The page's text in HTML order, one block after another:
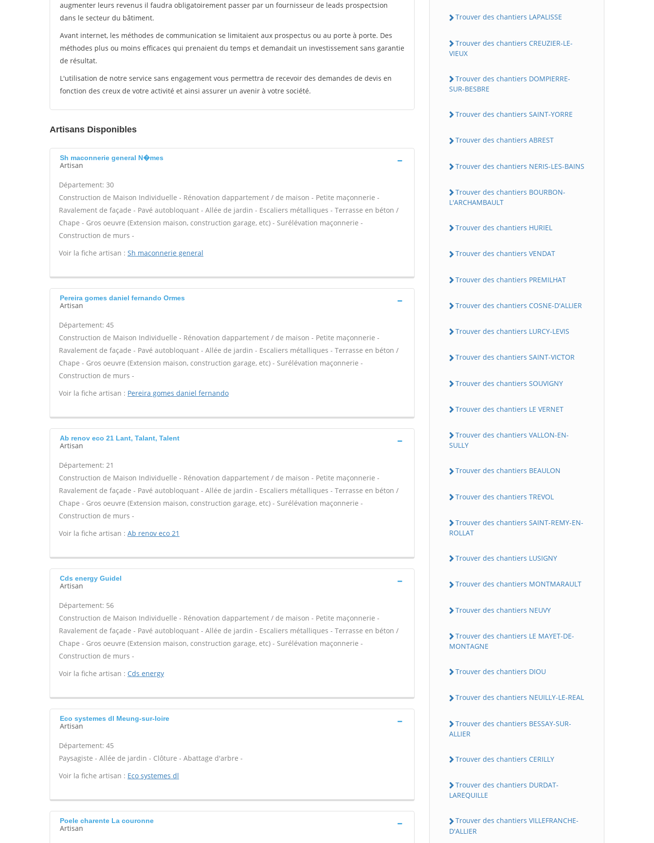
augmenter leurs revenus il faudra obligatoirement passer par un fournisseur de leads prospectsion
dans le secteur du bâtiment.
Avant internet, les méthodes de communication se limitaient aux prospectus ou au porte à porte. Des
méthodes plus ou moins efficaces qui prenaient du temps et demandait un investissement sans garantie
de résultat.
L'utilisation de notre service sans engagement vous permettra de recevoir des demandes de devis en
fonction des creux de votre activité et ainsi assurer un avenir à votre société.
Artisans Disponibles
Sh maconnerie general N�mes
Artisan
Département: 30
Construction de Maison Individuelle - Rénovation dappartement / de maison - Petite maçonnerie -
Ravalement de façade - Pavé autobloquant - Allée de jardin - Escaliers métalliques - Terrasse en béton /
Chape - Gros oeuvre (Extension maison, construction garage, etc) - Surélévation maçonnerie -
Construction de murs -
Voir la fiche artisan : Sh maconnerie general
Pereira gomes daniel fernando Ormes
Artisan
Département: 45
Construction de Maison Individuelle - Rénovation dappartement / de maison - Petite maçonnerie -
Ravalement de façade - Pavé autobloquant - Allée de jardin - Escaliers métalliques - Terrasse en béton /
Chape - Gros oeuvre (Extension maison, construction garage, etc) - Surélévation maçonnerie -
Construction de murs -
Voir la fiche artisan : Pereira gomes daniel fernando
Ab renov eco 21 Lant, Talant, Talent
Artisan
Département: 21
Construction de Maison Individuelle - Rénovation dappartement / de maison - Petite maçonnerie -
Ravalement de façade - Pavé autobloquant - Allée de jardin - Escaliers métalliques - Terrasse en béton /
Chape - Gros oeuvre (Extension maison, construction garage, etc) - Surélévation maçonnerie -
Construction de murs -
Voir la fiche artisan : Ab renov eco 21
Cds energy Guidel
Artisan
Département: 56
Construction de Maison Individuelle - Rénovation dappartement / de maison - Petite maçonnerie -
Ravalement de façade - Pavé autobloquant - Allée de jardin - Escaliers métalliques - Terrasse en béton /
Chape - Gros oeuvre (Extension maison, construction garage, etc) - Surélévation maçonnerie -
Construction de murs -
Voir la fiche artisan : Cds energy
Eco systemes dl Meung-sur-loire
Artisan
Département: 45
Paysagiste - Allée de jardin - Clôture - Abattage d'arbre -
Voir la fiche artisan : Eco systemes dl
Poele charente La couronne
Artisan
Trouver des chantiers LAPALISSE
Trouver des chantiers CREUZIER-LE-
VIEUX
Trouver des chantiers DOMPIERRE-
SUR-BESBRE
Trouver des chantiers SAINT-YORRE
Trouver des chantiers ABREST
Trouver des chantiers NERIS-LES-BAINS
Trouver des chantiers BOURBON-
L'ARCHAMBAULT
Trouver des chantiers HURIEL
Trouver des chantiers VENDAT
Trouver des chantiers PREMILHAT
Trouver des chantiers COSNE-D'ALLIER
Trouver des chantiers LURCY-LEVIS
Trouver des chantiers SAINT-VICTOR
Trouver des chantiers SOUVIGNY
Trouver des chantiers LE VERNET
Trouver des chantiers VALLON-EN-
SULLY
Trouver des chantiers BEAULON
Trouver des chantiers TREVOL
Trouver des chantiers SAINT-REMY-EN-
ROLLAT
Trouver des chantiers LUSIGNY
Trouver des chantiers MONTMARAULT
Trouver des chantiers NEUVY
Trouver des chantiers LE MAYET-DE-
MONTAGNE
Trouver des chantiers DIOU
Trouver des chantiers NEUILLY-LE-REAL
Trouver des chantiers BESSAY-SUR-
ALLIER
Trouver des chantiers CERILLY
Trouver des chantiers DURDAT-
LAREQUILLE
Trouver des chantiers VILLEFRANCHE-
D'ALLIER